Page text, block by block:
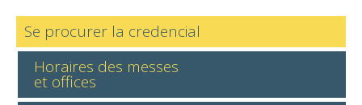
Se procurer la credencial
Horaires des messes
et offices